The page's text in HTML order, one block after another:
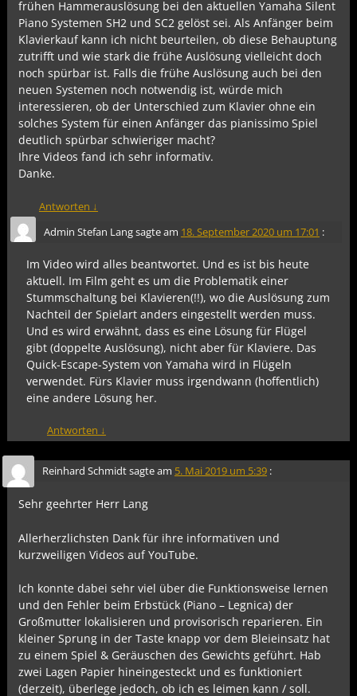
frühen Hammerauslösung bei den aktuellen Yamaha Silent
Piano Systemen SH2 und SC2 gelöst sei. Als Anfänger beim
Klavierkauf kann ich nicht beurteilen, ob diese Behauptung
zutrifft und wie stark die frühe Auslösung vielleicht doch
noch spürbar ist. Falls die frühe Auslösung auch bei den
neuen Systemen noch notwendig ist, würde mich
interessieren, ob der Unterschied zum Klavier ohne ein
solches System für einen Anfänger das pianissimo Spiel
deutlich spürbar schwieriger macht?
Ihre Videos fand ich sehr informativ.
Danke.
Antworten ↓
Admin Stefan Langsagte am 18. September 2020 um 17:01 :
Im Video wird alles beantwortet. Und es ist bis heute
aktuell. Im Film geht es um die Problematik einer
Stummschaltung bei Klavieren(!!), wo die Auslösung zum
Nachteil der Spielart anders eingestellt werden muss.
Und es wird erwähnt, dass es eine Lösung für Flügel
gibt (doppelte Auslösung), nicht aber für Klaviere. Das
Quick-Escape-System von Yamaha wird in Flügeln
verwendet. Fürs Klavier muss irgendwann (hoffentlich)
eine andere Lösung her.
Antworten ↓
Reinhard Schmidtsagte am 5. Mai 2019 um 5:39 :
Sehr geehrter Herr Lang
Allerherzlichsten Dank für ihre informativen und
kurzweiligen Videos auf YouTube.
Ich konnte dabei sehr viel über die Funktionsweise lernen
und den Fehler beim Erbstück (Piano – Legnica) der
Großmutter lokalisieren und provisorisch reparieren. Ein
kleiner Sprung in der Taste knapp vor dem Bleieinsatz hat
zu einem Spiel & Geräuschen des Gewichts geführt. Hab
zwei Lagen Papier hineingesteckt und es funktioniert
(derzeit), überlege jedoch, ob ich es leimen kann / soll.